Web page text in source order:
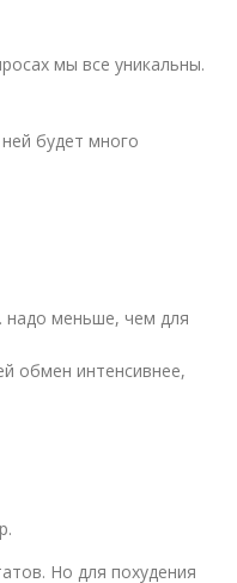
мы все уникальны.
будет много
надо меньше, чем для
обмен интенсивнее,
Но для похудения